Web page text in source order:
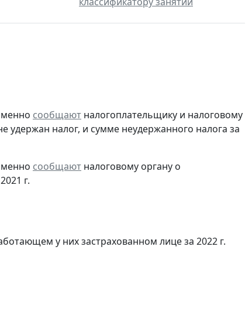
сообщают налогоплательщику и налоговому
удержан налог, и сумме неудержанного налога за
сообщают налоговому органу о
г.
у них застрахованном лице за 2022 г.